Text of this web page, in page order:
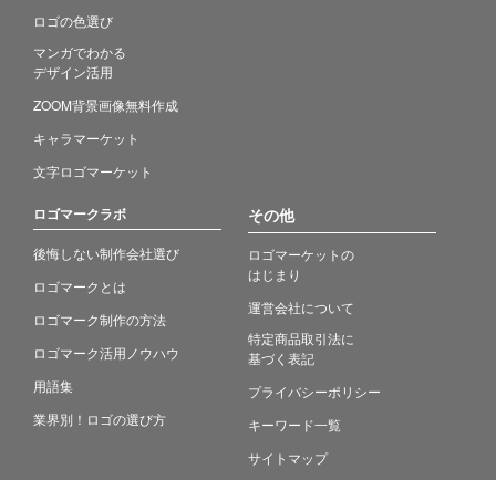
ロゴの色選び
マンガでわかる
デザイン活用
ZOOM背景画像無料作成
キャラマーケット
文字ロゴマーケット
ロゴマークラボ
後悔しない制作会社選び
ロゴマークとは
ロゴマーク制作の方法
ロゴマーク活用ノウハウ
用語集
業界別！ロゴの選び方
その他
ロゴマーケットの
はじまり
運営会社について
特定商品取引法に
基づく表記
プライバシーポリシー
キーワード一覧
サイトマップ